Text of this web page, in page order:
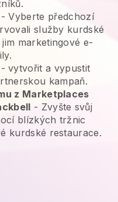
-Vyberte předchozí
služby kurdské
marketingové e-
- vytvořit a vypustit
kampaň.
z Marketplaces
- Zvyšte svůj
blízkých tržnic
kurdské restaurace.